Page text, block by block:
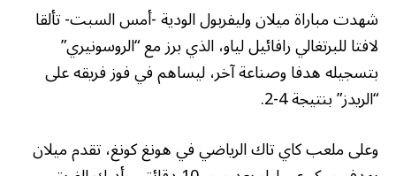
شهدت مباراة ميلان وليفربول الودية -أمس السبت- تألقا
لافتا للبرتغالي رافائيل لياو، الذي برز مع “الروسونيري”
بتسجيله هدفا وصناعة آخر، ليساهم في فوز فريقه على
“الريدز” بنتيجة 4-2.
وعلى ملعب كاي تاك الرياضي في هونغ كونغ، تقدم ميلان